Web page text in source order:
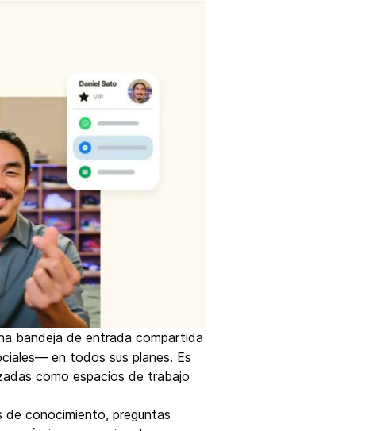
bandeja de entrada compartida
en todos sus planes. Es
como espacios de trabajo
de conocimiento, preguntas